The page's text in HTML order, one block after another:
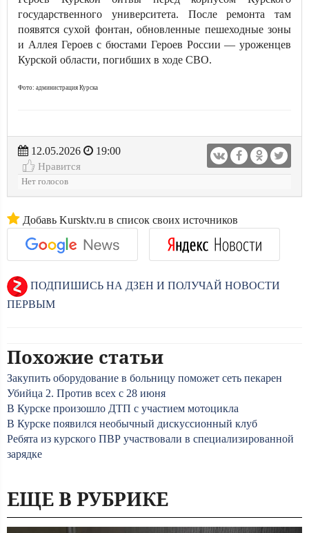
государственного университета. После ремонта там
появятся сухой фонтан, обновленные пешеходные зоны
и Аллея Героев с бюстами Героев России — уроженцев
Курской области, погибших в ходе СВО.
Фото: администрация Курска
12.05.2026
19:00
Нравится
Нет голосов
Добавь Kursktv.ru в список своих источников
ПОДПИШИСЬ НА ДЗЕН И ПОЛУЧАЙ НОВОСТИ
ПЕРВЫМ
Похожие статьи
Закупить оборудование в больницу поможет сеть пекарен
Убийца 2. Против всех с 28 июня
В Курске произошло ДТП с участием мотоцикла
В Курске появился необычный дискуссионный клуб
Ребята из курского ПВР участвовали в специализированной
зарядке
ЕЩЕ В РУБРИКЕ